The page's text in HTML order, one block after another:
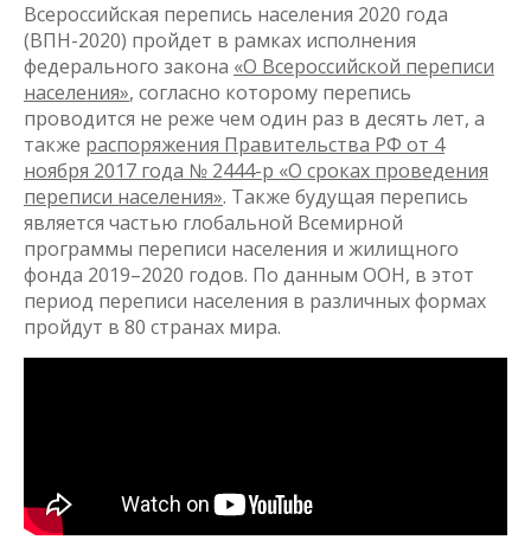
Всероссийская перепись населения 2020 года
(ВПН-2020) пройдет в рамках исполнения
федерального закона «О Всероссийской переписи
населения», согласно которому перепись
проводится не реже чем один раз в десять лет, а
также распоряжения Правительства РФ от 4
ноября 2017 года № 2444-р «О сроках проведения
переписи населения». Также будущая перепись
является частью глобальной Всемирной
программы переписи населения и жилищного
фонда 2019–2020 годов. По данным ООН, в этот
период переписи населения в различных формах
пройдут в 80 странах мира.